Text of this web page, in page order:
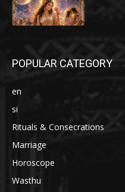
POPULAR CATEGORY
en
si
Rituals & Consecrations
Marriage
Horoscope
Wasthu